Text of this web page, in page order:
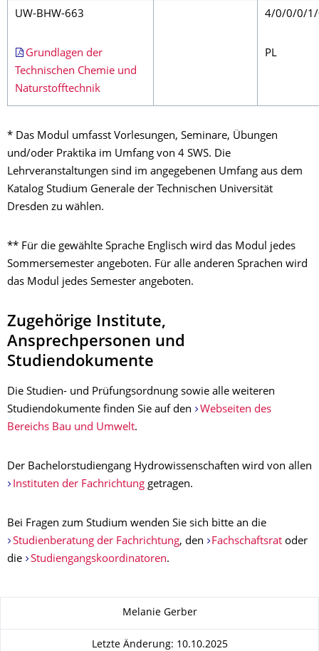
UW-BHW-663
Grundlagen der
Technischen Chemie und
Naturstofftechnik
4/0/0/0/
PL
* Das Modul umfasst Vorlesungen, Seminare, Übungen
und/oder Praktika im Umfang von 4 SWS. Die
Lehrveranstaltungen sind im angegebenen Umfang aus dem
Katalog Studium Generale der Technischen Universität
Dresden zu wählen.
** Für die gewählte Sprache Englisch wird das Modul jedes
Sommersemester angeboten. Für alle anderen Sprachen wird
das Modul jedes Semester angeboten.
Zugehörige Institute,
Ansprechpersonen und
Studiendokumente
Die Studien- und Prüfungsordnung sowie alle weiteren
Studiendokumente finden Sie auf den
Webseiten des
Bereichs Bau und Umwelt.
Der Bachelorstudiengang Hydrowissenschaften wird von allen
Instituten der Fachrichtunggetragen.
Bei Fragen zum Studium wenden Sie sich bitte an die
Studienberatung der Fachrichtung, den Fachschaftsrat oder
die
Studiengangskoordinatoren.
Melanie Gerber
Letzte Änderung: 10.10.2025